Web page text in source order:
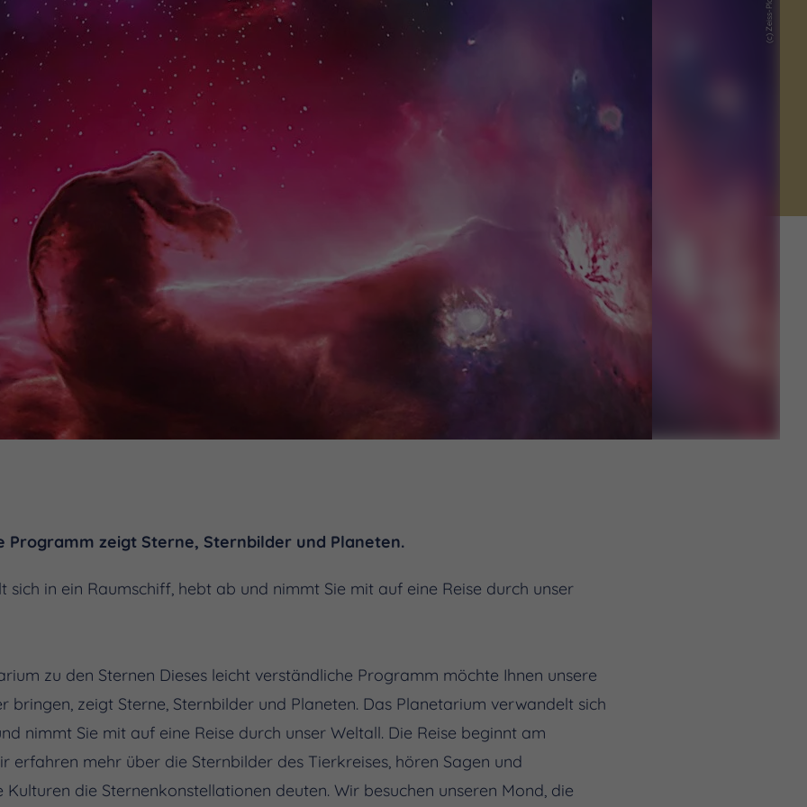
Programm zeigt Sterne, Sternbilder und Planeten.
sich in ein Raumschiff, hebt ab und nimmt Sie mit auf eine Reise durch unser
zu den Sternen Dieses leicht verständliche Programm möchte Ihnen unsere
bringen, zeigt Sterne, Sternbilder und Planeten. Das Planetarium verwandelt sich
nimmt Sie mit auf eine Reise durch unser Weltall. Die Reise beginnt am
erfahren mehr über die Sternbilder des Tierkreises, hören Sagen und
Kulturen die Sternenkonstellationen deuten. Wir besuchen unseren Mond, die